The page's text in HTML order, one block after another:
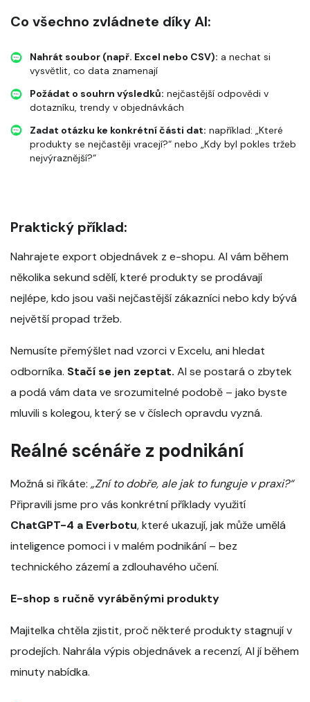
Co všechno zvládnete díky AI:
Nahrát soubor (např. Excel nebo CSV): a nechat si
vysvětlit, co data znamenají
Požádat o souhrn výsledků: nejčastější odpovědi v
dotazníku, trendy v objednávkách
Zadat otázku ke konkrétní části dat: například: „Které
produkty se nejčastěji vracejí?“ nebo „Kdy byl pokles tržeb
nejvýraznější?“
Praktický příklad:
Nahrajete export objednávek z e-shopu. AI vám během
několika sekund sdělí, které produkty se prodávají
nejlépe, kdo jsou vaši nejčastější zákazníci nebo kdy bývá
největší propad tržeb.
Nemusíte přemýšlet nad vzorci v Excelu, ani hledat
odborníka. Stačí se jen zeptat. AI se postará o zbytek
a podá vám data ve srozumitelné podobě – jako byste
mluvili s kolegou, který se v číslech opravdu vyzná.
Reálné scénáře z podnikání
Možná si říkáte: „Zní to dobře, ale jak to funguje v praxi?“
Připravili jsme pro vás konkrétní příklady využití
ChatGPT-4 a Everbotu, které ukazují, jak může umělá
inteligence pomoci i v malém podnikání – bez
technického zázemí a zdlouhavého učení.
E-shop s ručně vyráběnými produkty
Majitelka chtěla zjistit, proč některé produkty stagnují v
prodejích. Nahrála výpis objednávek a recenzí, AI jí během
minuty nabídka.